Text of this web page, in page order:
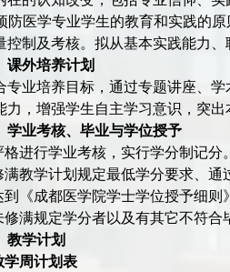
防医学专业学生的教育和实践的
控制及考核。拟从基本实践能力
课外培养计划
专业培养目标，通过专题讲座、
力，增强学生自主学习意识，突
学业考核、毕业与学位授予
格进行学业考核，实行学分制记分。
满教学计划规定最低学分要求、通
到《成都医学院学士学位授予细则
修满规定学分者以及有其它不符合
教学计划
学周计划表